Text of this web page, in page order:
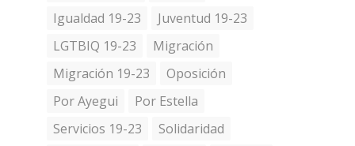
Igualdad 19-23
Juventud 19-23
LGTBIQ 19-23
Migración
Migración 19-23
Oposición
Por Ayegui
Por Estella
Servicios 19-23
Solidaridad